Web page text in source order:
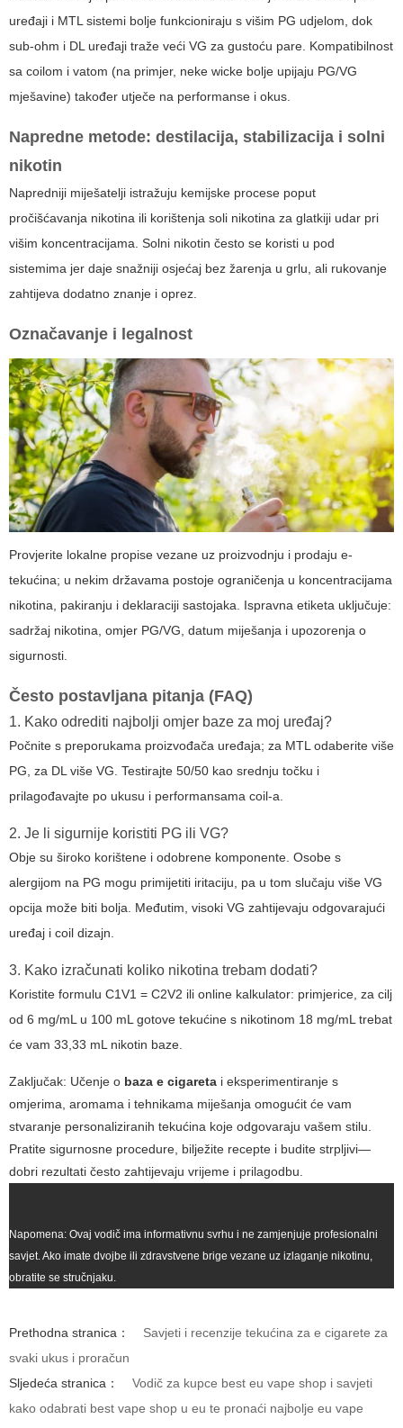
uređaji i MTL sistemi bolje funkcioniraju s višim PG udjelom, dok
sub-ohm i DL uređaji traže veći VG za gustoću pare. Kompatibilnost
sa coilom i vatom (na primjer, neke wicke bolje upijaju PG/VG
mješavine) također utječe na performanse i okus.
Napredne metode: destilacija, stabilizacija i solni
nikotin
Napredniji miješatelji istražuju kemijske procese poput
pročišćavanja nikotina ili korištenja soli nikotina za glatkiji udar pri
višim koncentracijama. Solni nikotin često se koristi u pod
sistemima jer daje snažniji osjećaj bez žarenja u grlu, ali rukovanje
zahtijeva dodatno znanje i oprez.
Označavanje i legalnost
Provjerite lokalne propise vezane uz proizvodnju i prodaju e-
tekućina; u nekim državama postoje ograničenja u koncentracijama
nikotina, pakiranju i deklaraciji sastojaka. Ispravna etiketa uključuje:
sadržaj nikotina, omjer PG/VG, datum miješanja i upozorenja o
sigurnosti.
Često postavljana pitanja (FAQ)
1. Kako odrediti najbolji omjer baze za moj uređaj?
Počnite s preporukama proizvođača uređaja; za MTL odaberite više
PG, za DL više VG. Testirajte 50/50 kao srednju točku i
prilagođavajte po ukusu i performansama coil-a.
2. Je li sigurnije koristiti PG ili VG?
Obje su široko korištene i odobrene komponente. Osobe s
alergijom na PG mogu primijetiti iritaciju, pa u tom slučaju više VG
opcija može biti bolja. Međutim, visoki VG zahtijevaju odgovarajući
uređaj i coil dizajn.
3. Kako izračunati koliko nikotina trebam dodati?
Koristite formulu C1V1 = C2V2 ili online kalkulator: primjerice, za cilj
od 6 mg/mL u 100 mL gotove tekućine s nikotinom 18 mg/mL trebat
će vam 33,33 mL nikotin baze.
Zaključak: Učenje o baza e cigareta i eksperimentiranje s
omjerima, aromama i tehnikama miješanja omogućit će vam
stvaranje personaliziranih tekućina koje odgovaraju vašem stilu.
Pratite sigurnosne procedure, bilježite recepte i budite strpljivi—
dobri rezultati često zahtijevaju vrijeme i prilagodbu.
Napomena: Ovaj vodič ima informativnu svrhu i ne zamjenjuje profesionalni
savjet. Ako imate dvojbe ili zdravstvene brige vezane uz izlaganje nikotinu,
obratite se stručnjaku.
Prethodna stranica：
Savjeti i recenzije tekućina za e cigarete za
svaki ukus i proračun
Sljedeća stranica：
Vodič za kupce best eu vape shop i savjeti
kako odabrati best vape shop u eu te pronaći najbolje eu vape